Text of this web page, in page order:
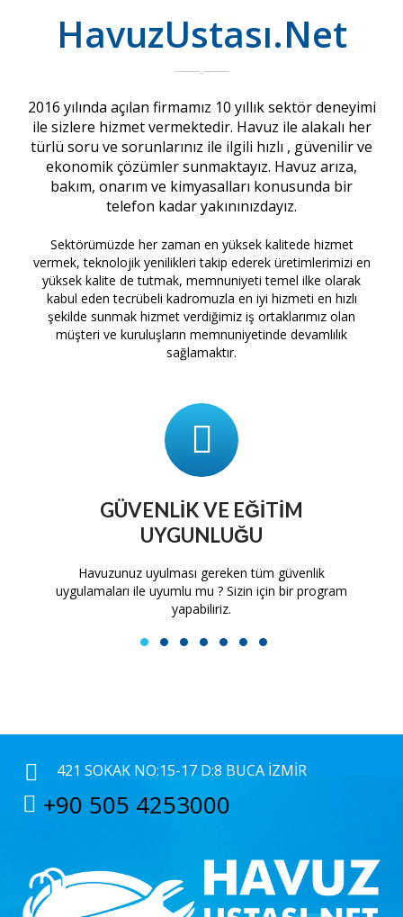
HavuzUstası.Net
2016 yılında açılan firmamız 10 yıllık sektör deneyimi
ile sizlere hizmet vermektedir. Havuz ile alakalı her
türlü soru ve sorunlarınız ile ilgili hızlı , güvenilir ve
ekonomik çözümler sunmaktayız. Havuz arıza,
bakım, onarım ve kimyasalları konusunda bir
telefon kadar yakınınızdayız.
Sektörümüzde her zaman en yüksek kalitede hizmet
vermek, teknolojik yenilikleri takip ederek üretimlerimizi en
yüksek kalite de tutmak, memnuniyeti temel ilke olarak
kabul eden tecrübeli kadromuzla en iyi hizmeti en hızlı
şekilde sunmak hizmet verdiğimiz iş ortaklarımız olan
müşteri ve kuruluşların memnuniyetinde devamlılık
sağlamaktır.
GÜVENLIK VE EĞITIM
UYGUNLUĞU
Havuzunuz uyulması gereken tüm güvenlik
uygulamaları ile uyumlu mu ? Sizin için bir program
yapabiliriz.
1 2 3 4 5 6 7
421 SOKAK NO:15-17 D:8 BUCA İZMIR
+90 505 4253000